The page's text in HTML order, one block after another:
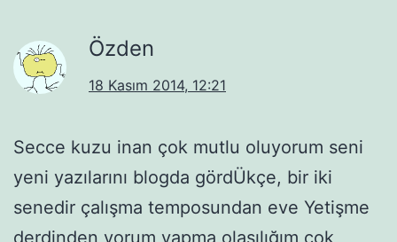
Özden
18 Kasım 2014, 12:21
Secce kuzu inan çok mutlu oluyorum seni
yeni yazılarını blogda gördÜkçe, bir iki
senedir çalışma temposundan eve Yetişme
derdinden yorum yapma olasılığım çok